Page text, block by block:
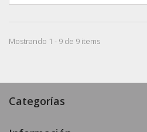
Mostrando 1 - 9 de 9 items
Categorías